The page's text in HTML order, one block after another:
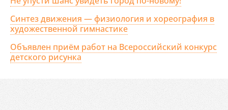
Синтез движения — физиология и хореография в
художественной гимнастике
Объявлен приём работ на Всероссийский конкурс
детского рисунка